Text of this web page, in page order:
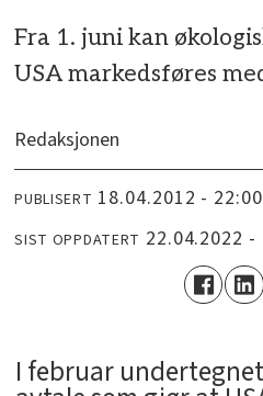
Fra 1. juni kan
USA markedsføres
Redaksjonen
PUBLISERT 18.04.2012 - 22:00
SIST OPPDATERT 22.04.2022
I februar undertegnet